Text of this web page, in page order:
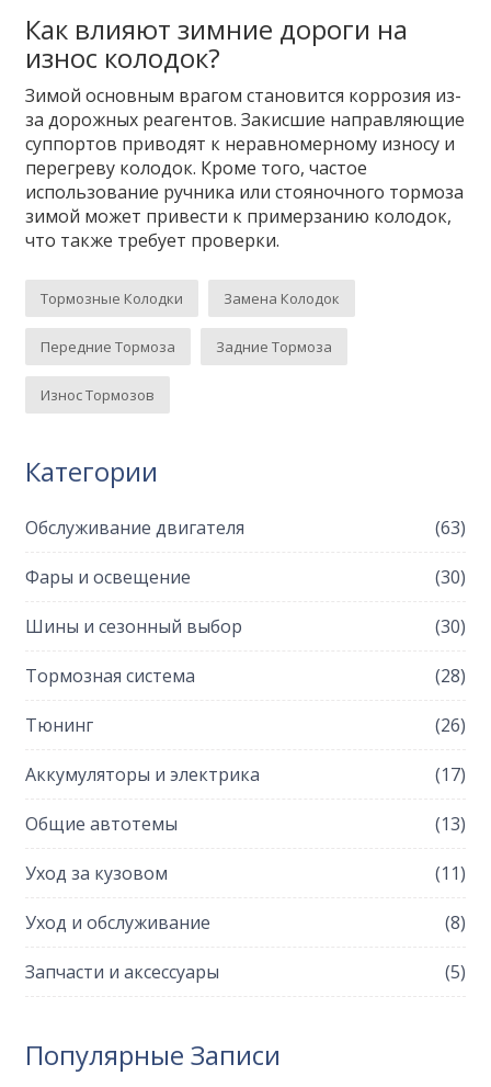
Как влияют зимние дороги на
износ колодок?
Зимой основным врагом становится коррозия из-
за дорожных реагентов. Закисшие направляющие
суппортов приводят к неравномерному износу и
перегреву колодок. Кроме того, частое
использование ручника или стояночного тормоза
зимой может привести к примерзанию колодок,
что также требует проверки.
Тормозные Колодки Замена Колодок
Передние Тормоза Задние Тормоза
Износ Тормозов
Категории
Обслуживание двигателя (63)
Фары и освещение (30)
Шины и сезонный выбор (30)
Тормозная система (28)
Тюнинг (26)
Аккумуляторы и электрика (17)
Общие автотемы (13)
Уход за кузовом (11)
Уход и обслуживание (8)
Запчасти и аксессуары (5)
Популярные Записи